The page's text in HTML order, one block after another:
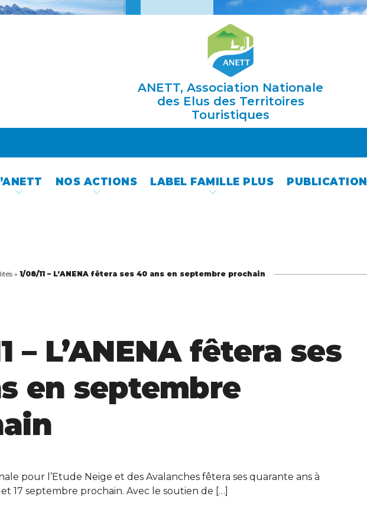
ANETT, Association Nationale
des Elus des Territoires
Touristiques
NOS ACTIONS LABEL FAMILLE PLUS
» 1/08/11 – L’ANENA fêtera ses 40 ans en septembre prochain
– L’ANENA fêtera ses
en septembre
pour l’Etude Neige et des Avalanches fêtera ses quarante ans à
et 17 septembre prochain. Avec le soutien de […]